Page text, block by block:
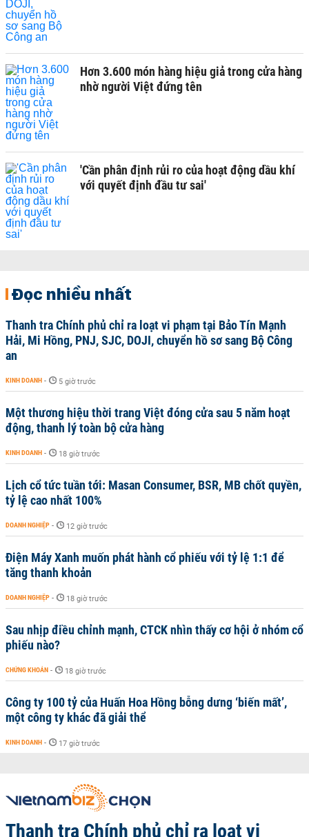
Hơn 3.600 món hàng hiệu giả trong cửa hàng
nhờ người Việt đứng tên
'Cần phân định rủi ro của hoạt động dầu khí
với quyết định đầu tư sai'
Đọc nhiều nhất
Thanh tra Chính phủ chỉ ra loạt vi phạm tại Bảo Tín Mạnh
Hải, Mi Hồng, PNJ, SJC, DOJI, chuyển hồ sơ sang Bộ Công
an
KINH DOANH - 5 giờ trước
Một thương hiệu thời trang Việt đóng cửa sau 5 năm hoạt
động, thanh lý toàn bộ cửa hàng
KINH DOANH - 18 giờ trước
Lịch cổ tức tuần tới: Masan Consumer, BSR, MB chốt quyền,
tỷ lệ cao nhất 100%
DOANH NGHIỆP - 12 giờ trước
Điện Máy Xanh muốn phát hành cổ phiếu với tỷ lệ 1:1 để
tăng thanh khoản
DOANH NGHIỆP - 18 giờ trước
Sau nhịp điều chỉnh mạnh, CTCK nhìn thấy cơ hội ở nhóm cổ
phiếu nào?
CHỨNG KHOÁN - 18 giờ trước
Công ty 100 tỷ của Huấn Hoa Hồng bỗng dưng ‘biến mất’,
một công ty khác đã giải thể
KINH DOANH - 17 giờ trước
Thanh tra Chính phủ chỉ ra loạt vi